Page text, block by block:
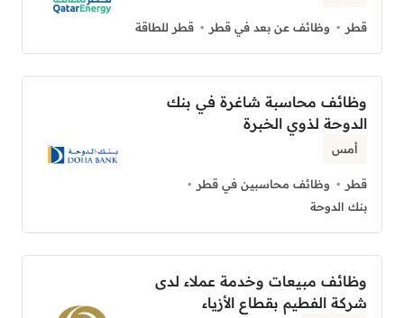
قطر وظائف عن بعد في قطر قطر للطاقة
وظائف محاسبة شاغرة في بنك
الدوحة لذوي الخبرة
أمس
قطر
وظائف محاسبين في قطر
بنك الدوحة
وظائف مبيعات وخدمة عملاء لدى
شركة الفطيم بقطاع الأزياء